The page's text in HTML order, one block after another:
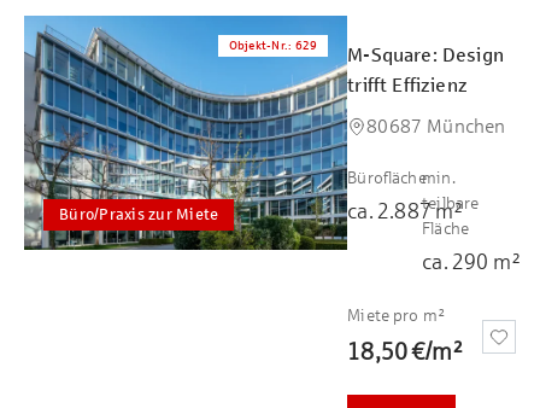
Büro/Praxis zur Miete
Objekt-Nr.: 629
M-Square: Design
trifft Effizienz
80687 München
Bürofläche
ca. 2.887m²
min.
teilbare
Fläche
ca. 290 m²
Miete pro m²
18,50 €/m²